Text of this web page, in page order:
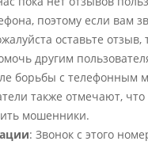
поэтому если вам
оставьте
другим
борьбы с телефонным
также отмечают,
мошенники.
: Звонок с этого